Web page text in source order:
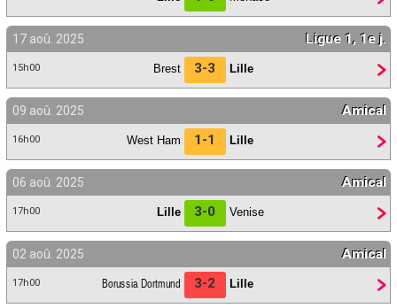
17 aoû. 2025 Ligue 1, 1e j.
15h00 Brest 3-3 Lille
09 aoû. 2025 Amical
16h00 West Ham 1-1 Lille
06 aoû. 2025 Amical
17h00 Lille 3-0 Venise
02 aoû. 2025 Amical
17h00 Borussia Dortmund 3-2 Lille